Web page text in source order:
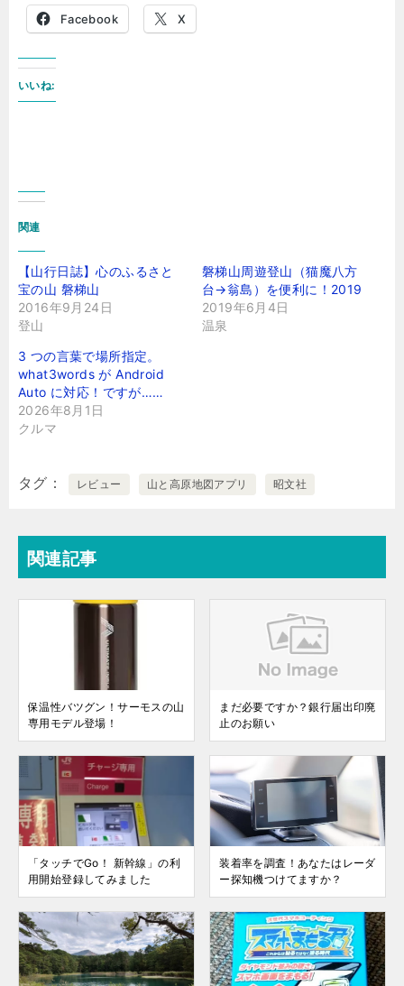
Facebook X
いいね:
関連
【山行日誌】心のふるさと
宝の山 磐梯山
2016年9月24日
登山
磐梯山周遊登山（猫魔八方
台→翁島）を便利に！2019
2019年6月4日
温泉
3 つの言葉で場所指定。
what3words が Android
Auto に対応！ですが……
2026年8月1日
クルマ
タグ レビュー 山と高原地図アプリ 昭文社
関連記事
保温性バツグン！サーモスの山
専用モデル登場！
まだ必要ですか？銀行届出印廃
止のお願い
「タッチでGo！ 新幹線」の利
用開始登録してみました
装着率を調査！あなたはレーダ
ー探知機つけてますか？